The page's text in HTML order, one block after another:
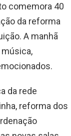
comemora 40
da reforma
A manhã
da rede
reforma dos